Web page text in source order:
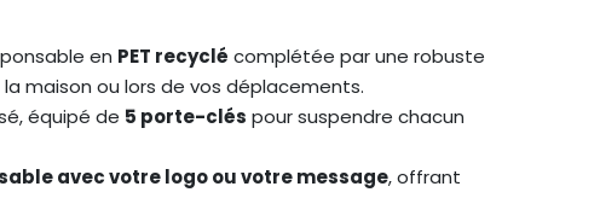
en PET recyclé complétée par une robuste
maison ou lors de vos déplacements.
équipé de 5 porte-clés pour suspendre chacun
avec votre logo ou votre message, offrant